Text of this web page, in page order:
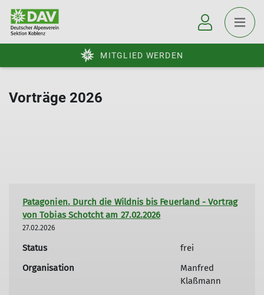
MITGLIED WERDEN
Vorträge 2026
Patagonien. Durch die Wildnis bis Feuerland - Vortrag
von Tobias Schotcht am 27.02.2026
27.02.2026
Status
frei
Organisation
Manfred
Klaßmann